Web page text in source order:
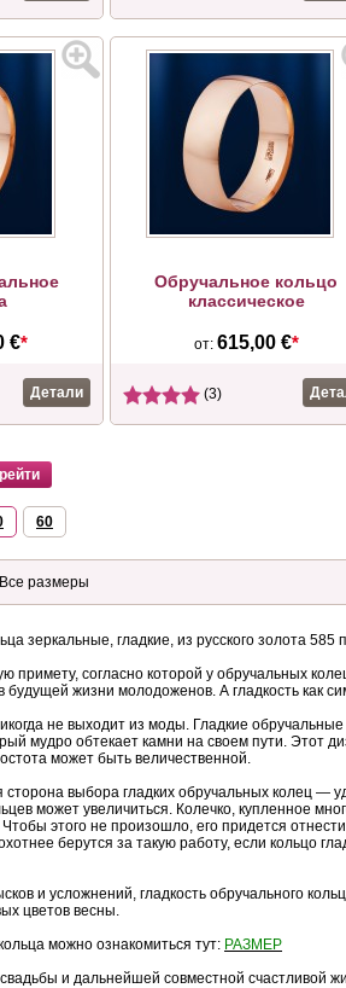
€*
Детали
Обручальное кольцо
классическое
от: 615,00 €*
(3)
60
зеркальные, гладкие, из русского золота
примету, согласно которой у обручальных
жизни молодоженов. А гладкость как
не выходит из моды. Гладкие
мудро обтекает камни на своем пути. Этот
может быть величественной.
сторона выбора гладких обручальных колец —
может увеличиться. Колечко, купленное
этого не произошло, его придется
берутся за такую работу, если кольцо
и усложнений, гладкость обручального
цветов весны.
можно ознакомиться тут: РАЗМЕР
и дальнейшей совместной счастливой